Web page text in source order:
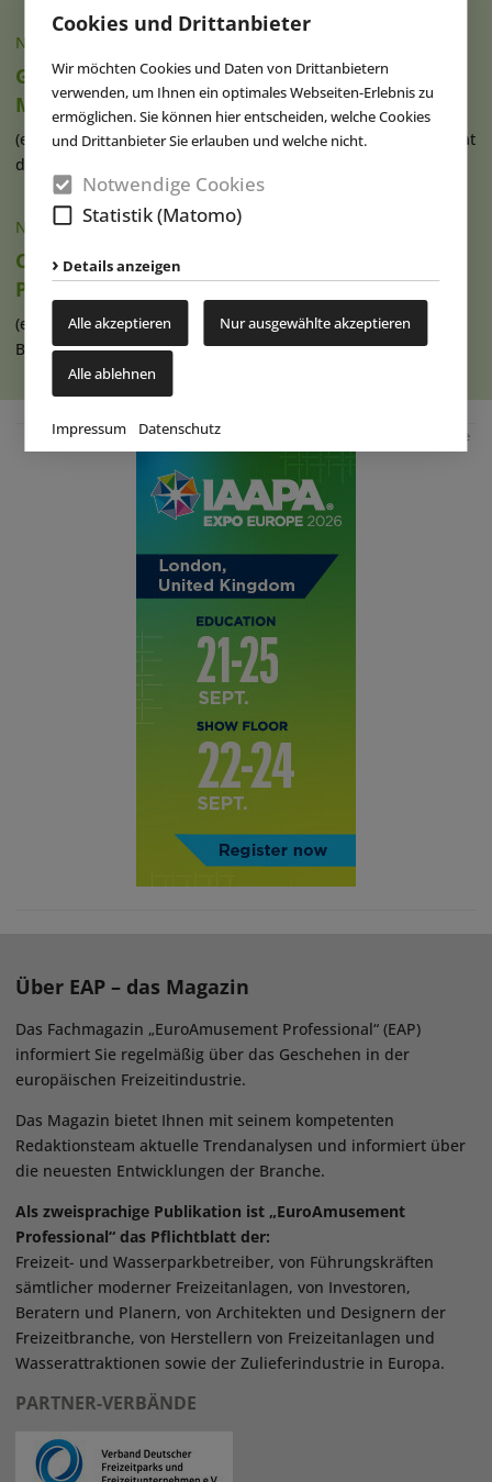
Cookies und Drittanbieter
Wir möchten Cookies und Daten von Drittanbietern
verwenden, um Ihnen ein optimales Webseiten-Erlebnis zu
ermöglichen. Sie können hier entscheiden, welche Cookies
und Drittanbieter Sie erlauben und welche nicht.
Notwendige Cookies
Statistik (Matomo)
Details anzeigen
Alle akzeptieren Nur ausgewählte akzeptieren
Alle ablehnen
Impressum Datenschutz
NACHRICHTEN
Guggenheim Abu Dhabi ernennt
Museumsdirektorin
(eap) Das Department of Culture and Tourism – Abu Dhabi hat
die Ernennung von Dr. Valerie (...)
NACHRICHTEN|05.08.2026
Compagnie des Alpes übernimmt Anteile an
PadelCity
(eap) Die französische Compagnie des Alpes (CdA) hat eine
Beteiligung in Höhe von 33,9 (...)weiterlesen
Anzeige
Über EAP – das Magazin
Das Fachmagazin „EuroAmusement Professional“ (EAP)
informiert Sie regelmäßig über das Geschehen in der
europäischen Freizeitindustrie.
Das Magazin bietet Ihnen mit seinem kompetenten
Redaktionsteam aktuelle Trendanalysen und informiert über
die neuesten Entwicklungen der Branche.
Als zweisprachige Publikation ist „EuroAmusement
Professional“ das Pflichtblatt der:
Freizeit- und Wasserparkbetreiber, von Führungskräften
sämtlicher moderner Freizeitanlagen, von Investoren,
Beratern und Planern, von Architekten und Designern der
Freizeitbranche, von Herstellern von Freizeitanlagen und
Wasserattraktionen sowie der Zulieferindustrie in Europa.
PARTNER-VERBÄNDE